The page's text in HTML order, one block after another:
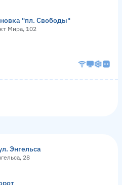
"пл. Свободы"
Мира, 102
Энгельса
28